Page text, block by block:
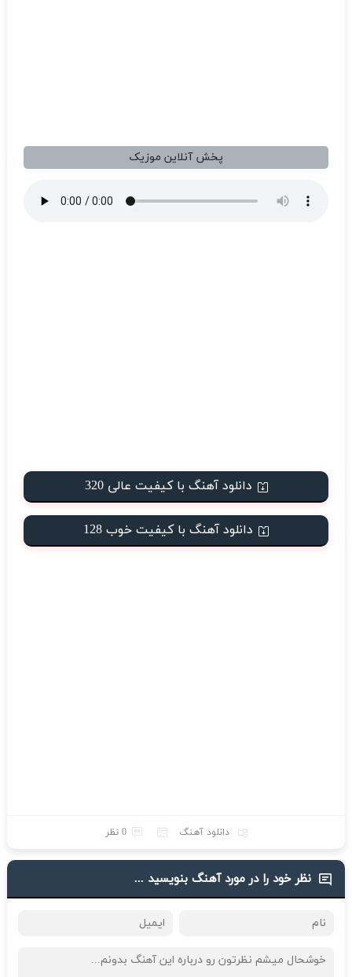
پخش آنلاین موزیک
دانلود آهنگ با کیفیت عالی 320
دانلود آهنگ با کیفیت خوب 128
دانلود آهنگ 0 نظر
نظر خود را در مورد آهنگ بنویسید ...